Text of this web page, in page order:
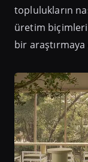
toplulukların
üretim
bir